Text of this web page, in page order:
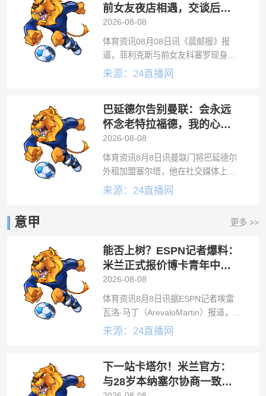
前女友夜店相遇，交谈后社
媒再次互关
2026-08-08
体育资讯08月08日讯《晨邮报》报
道，菲利克斯与前女友科塞罗现身同
一家夜店，两人社媒也再次互相关
关。玛加丽达·科塞罗和若昂·费利克
斯在本周四
来源：24直播网
巴延德尔告别曼联：会永远
怀念老特拉福德，我的心与
你们同在
2026-08-08
体育资讯8月8日讯曼联门将巴延德尔
外租加盟塞尔塔，他在社交媒体上向
红魔球迷进行了告别。巴延德尔写
刻。你们的支持对我意义重大，我会
来源：24直播网
意甲 更多 >>
能否上树？ESPN记者爆料：
米兰正式报价博卡青年中场
帕雷德斯
2026-08-08
体育资讯8月8日讯据ESPN记者埃雷
瓦洛·马丁（ArevaloMartin）报道，米
兰已经为博卡青年中场帕雷德斯送上
室同行的追问下，该记
来源：24直播网
下一站卡塔尔！米兰官方：
与28岁本纳塞尔协商一致解